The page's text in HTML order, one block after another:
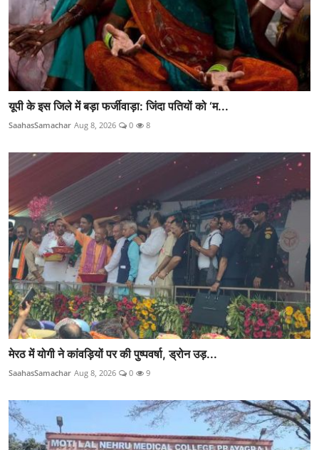
यूपी के इस जिले में बड़ा फर्जीवाड़ा: जिंदा पतियों को ‘म...
SaahasSamachar Aug 8, 2026 0 8
मेरठ में योगी ने कांवड़ियों पर की पुष्पवर्षा, ड्रोन उड़...
SaahasSamachar Aug 8, 2026 0 9